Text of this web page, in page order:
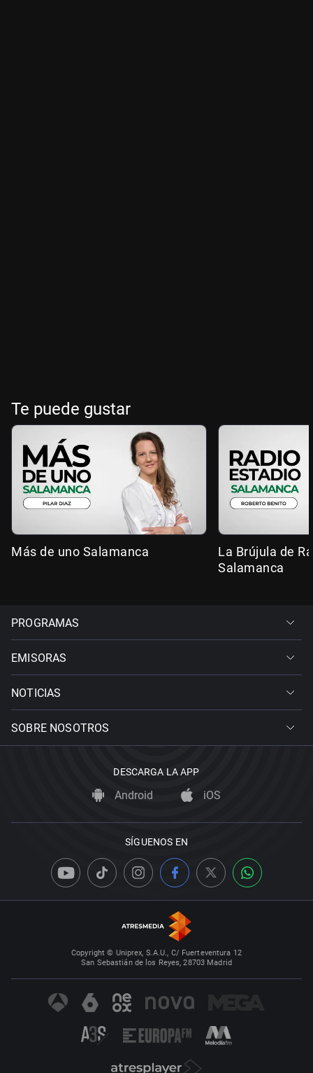
Te puede gustar
Más de uno Salamanca
La Brújula de
Salamanca
PROGRAMAS
EMISORAS
NOTICIAS
SOBRE NOSOTROS
DESCARGA LA APP
Android iOS
SÍGUENOS EN
Copyright © Uniprex, S.A.U., C/ Fuerteventura 12
San Sebastián de los Reyes, 28703 Madrid